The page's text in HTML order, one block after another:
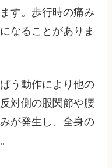
す。歩行時の痛み
なることがありま
う動作により他の
対側の股関節や腰
が発生し、全身の